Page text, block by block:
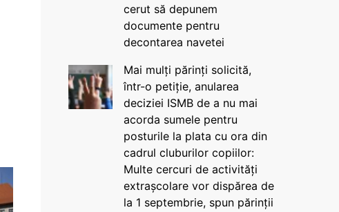
cerut să depunem
documente pentru
decontarea navetei
Mai mulți părinți solicită,
într-o petiție, anularea
deciziei ISMB de a nu mai
acorda sumele pentru
posturile la plata cu ora din
cadrul cluburilor copiilor:
Multe cercuri de activități
extrașcolare vor dispărea de
la 1 septembrie, spun părinții